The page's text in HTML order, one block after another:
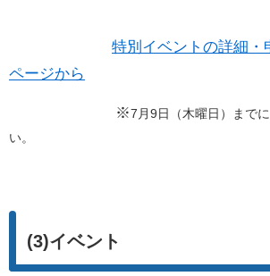
特別イベントの詳細・
ページから
※7月9日（木曜日）まで
い。​
(3)イベント